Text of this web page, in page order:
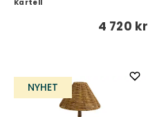
Kartell
4 720 kr
NYHET